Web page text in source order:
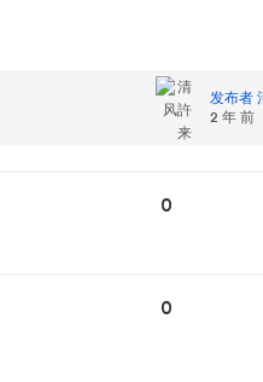
发布者
2 年 前
0
0